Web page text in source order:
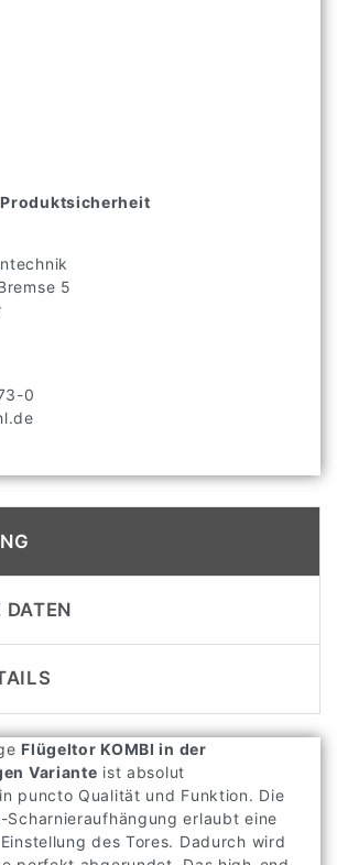
5
0
DATEN
Flügeltor KOMBI in der
Variante ist absolut
puncto Qualität und Funktion. Die
Scharnieraufhängung erlaubt eine
des Tores. Dadurch wird